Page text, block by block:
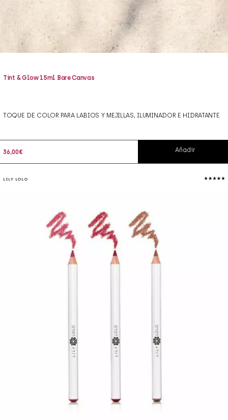
Tint & Glow 15ml Bare Canvas
TOQUE DE COLOR PARA LABIOS Y MEJILLAS, ILUMINADOR E HIDRATANTE
36,00€ Añadir
LILY LOLO